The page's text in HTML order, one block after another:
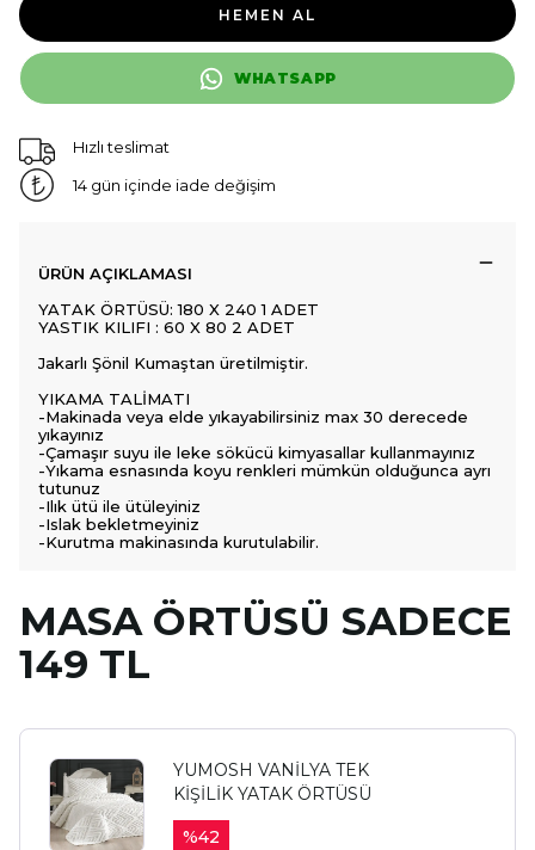
HEMEN AL
WHATSAPP
Hızlı teslimat
14 gün içinde iade değişim
ÜRÜN AÇIKLAMASI
YATAK ÖRTÜSÜ: 180 X 240 1 ADET
YASTIK KILIFI : 60 X 80 2 ADET
Jakarlı Şönil Kumaştan üretilmiştir.
YIKAMA TALİMATI
-Makinada veya elde yıkayabilirsiniz max 30 derecede
yıkayınız
-Çamaşır suyu ile leke sökücü kimyasallar kullanmayınız
-Yıkama esnasında koyu renkleri mümkün olduğunca ayrı
tutunuz
-Ilık ütü ile ütüleyiniz
-Islak bekletmeyiniz
-Kurutma makinasında kurutulabilir.
MASA ÖRTÜSÜ SADECE
149 TL
YUMOSH VANİLYA TEK
KİŞİLİK YATAK ÖRTÜSÜ
%42